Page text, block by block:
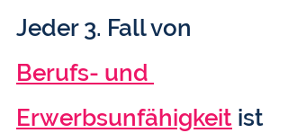
Jeder 3. Fall von
Berufs- und
Erwerbsunfähigkeit ist